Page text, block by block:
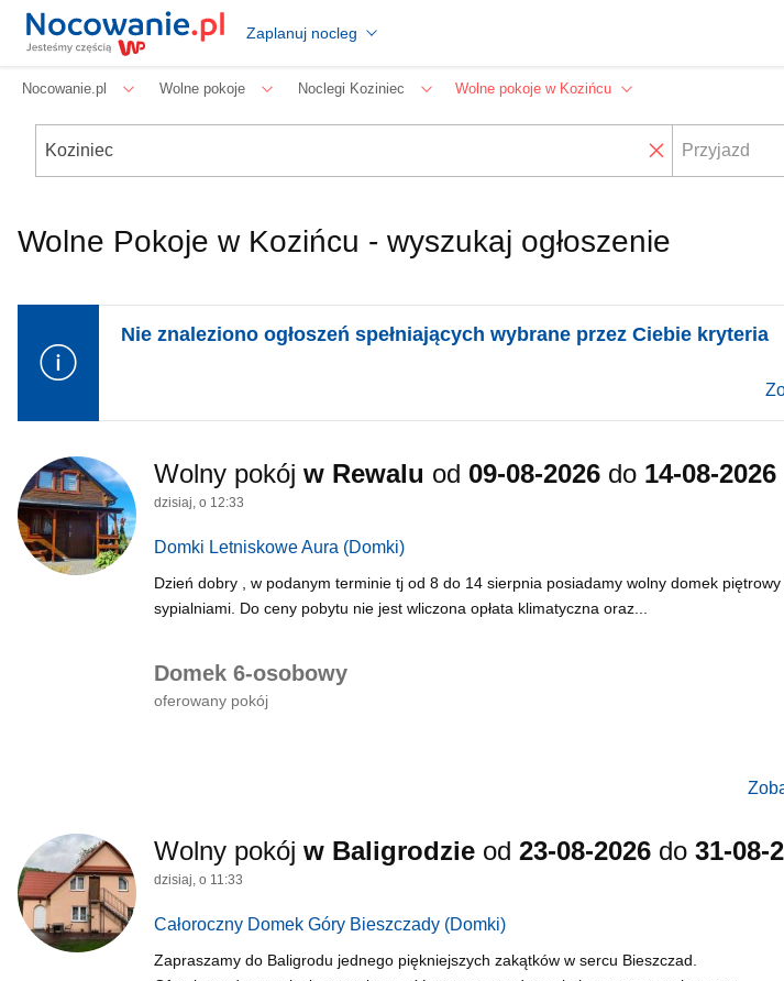
Zaplanuj nocleg
Nocowanie.pl Wolne pokoje Noclegi Koziniec Wolne pokoje w Kozińcu
✖
Wolne Pokoje w Kozińcu - wyszukaj ogłoszenie
Nie znaleziono ogłoszeń spełniających wybrane przez Ciebie kryteria
Wolny pokój w Rewalu od 09-08-2026 do 14-08-2026
dzisiaj, o 12:33
Domki Letniskowe Aura (Domki)
Dzień dobry , w podanym terminie tj od 8 do 14 sierpnia posiadamy wolny domek
sypialniami. Do ceny pobytu nie jest wliczona opłata klimatyczna oraz...
Domek 6-osobowy
oferowany pokój
Wolny pokój w Baligrodzie od 23-08-2026 do 31-08-
dzisiaj, o 11:33
Całoroczny Domek Góry Bieszczady (Domki)
Zapraszamy do Baligrodu jednego piękniejszych zakątków w sercu Bieszczad.